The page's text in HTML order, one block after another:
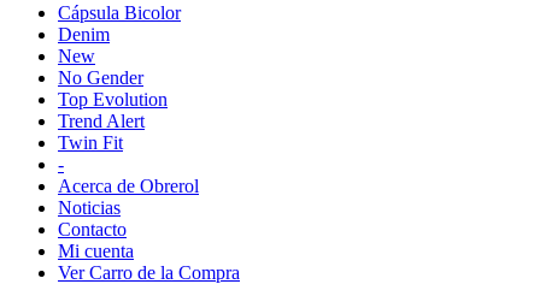
Cápsula Bicolor
Denim
New
No Gender
Top Evolution
Trend Alert
Twin Fit
-
Acerca de Obrerol
Noticias
Contacto
Mi cuenta
Ver Carro de la Compra